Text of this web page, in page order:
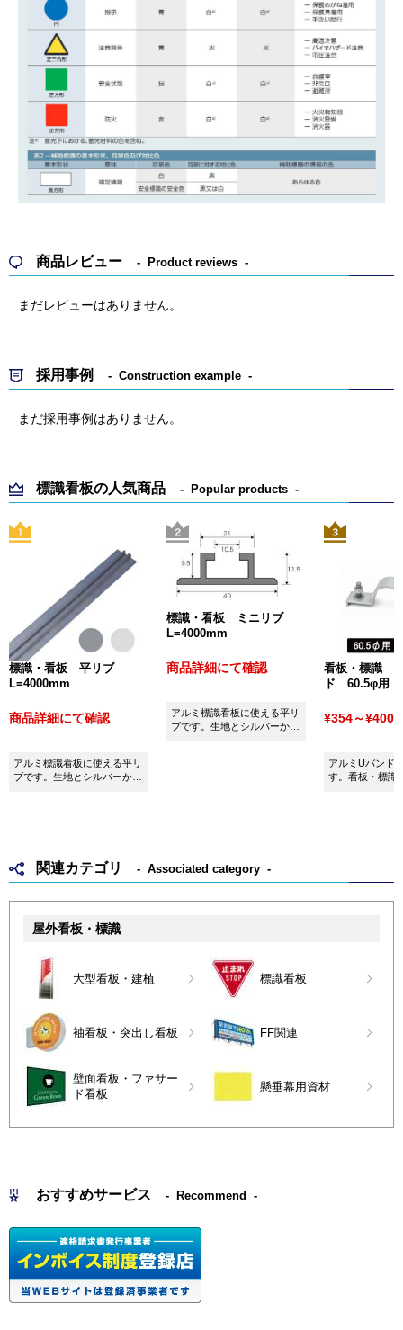
商品レビュー Product reviews
まだレビューはありません。
採用事例 Construction example
まだ採用事例はありません。
標識看板の人気商品 Popular products
標識・看板 平リブ
L=4000mm
商品詳細にて確認
アルミ標識看板に使える平リ
ブです。生地とシルバーから
標識・看板 ミニリブ
L=4000mm
商品詳細にて確認
アルミ標識看板に使える平リ
ブです。生地とシルバーから
看板・標識
ド 60.5φ用
¥354～¥400
アルミUバンド
す。看板・標識
関連カテゴリ Associated category
屋外看板・標識
大型看板・建植 標識看板
袖看板・突出し看板 FF関連
壁面看板・ファサー
ド看板
懸垂幕用資材
おすすめサービス Recommend